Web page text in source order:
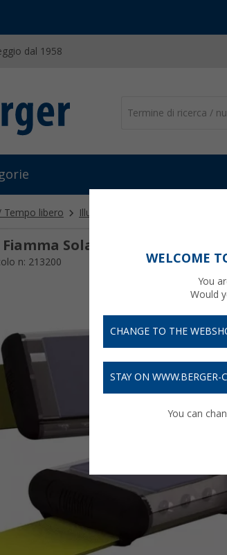
dal 1958
Tempo libero Illuminazione da campeggio
Solar Light
n: 213200 WELCOME
You
Would
CHANGE TO THE
STAY ON WWW.BERGER-
You can